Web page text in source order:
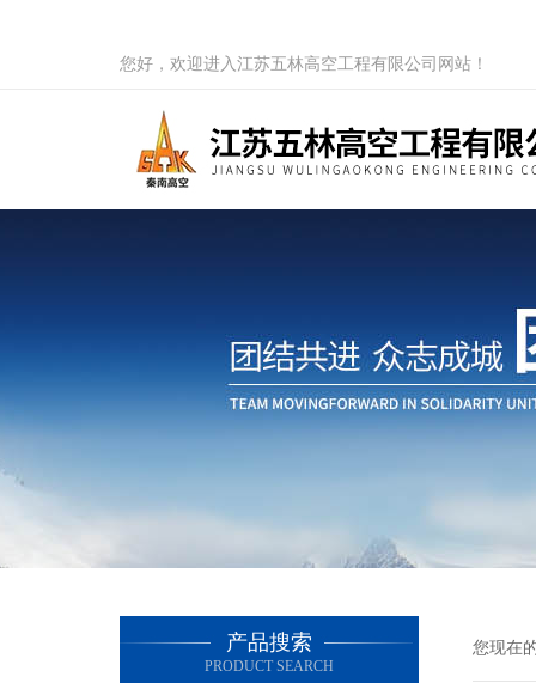
您好，欢迎进入江苏五林高空工程有限公司网站！
产品搜索
PRODUCT SEARCH
您现在